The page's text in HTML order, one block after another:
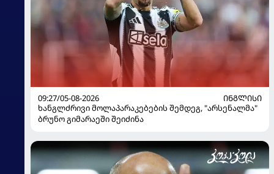
09:27/05-08-2026
ᲘᲜᲒᲚᲘᲡᲘ
ხანგლძრივი მოლაპარაკებების შემდეგ, "არსენალმა"
ბრუნო გიმარაეში შეიძინა